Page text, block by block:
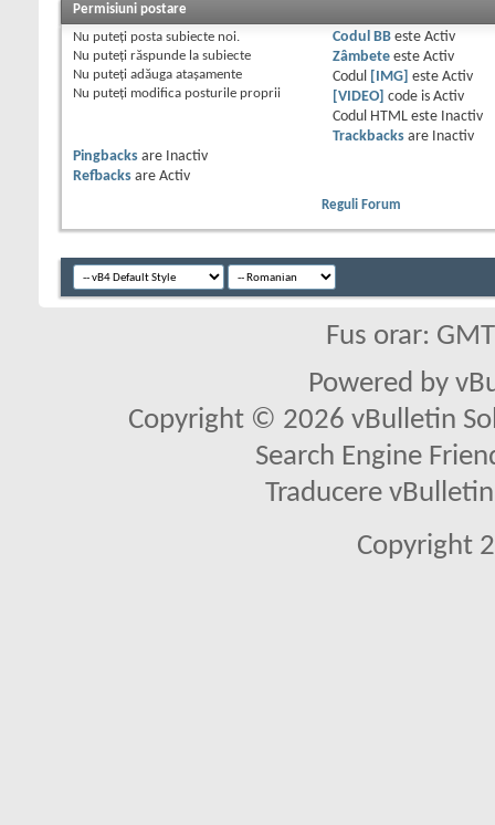
Permisiuni postare
Nu puteţi posta subiecte noi.
Nu puteţi răspunde la subiecte
Nu puteţi adăuga ataşamente
Nu puteţi modifica posturile proprii
Codul BBeste Activ
Zâmbeteeste Activ
Codul
[IMG] este Activ
[VIDEO] code is Activ
Codul HTML este
Inactiv
Trackbacksare
Inactiv
Pingbacks are
Inactiv
Refbacks are Activ
Reguli Forum
Fus orar:
Powered by
Copyright © 2026 vBulletin
Search Engine
Traducere
Copyright